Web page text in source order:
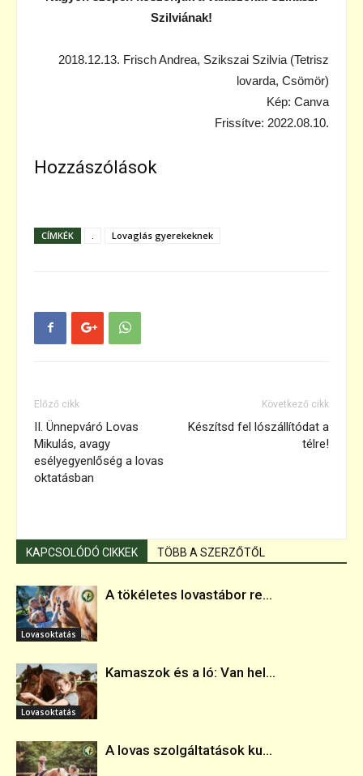
Szilviának!
2018.12.13. Frisch Andrea, Szikszai Szilvia (Tetrisz
lovarda, Csömör)
Kép: Canva
Frissítve: 2022.08.10.
Hozzászólások
CÍMKÉK Lovaglás gyerekeknek
Előző cikk
II. Ünnepváró Lovas
Mikulás, avagy
esélyegyenlőség a lovas
oktatásban
Következő cikk
Készítsd fel lószállítódat a
télre!
KAPCSOLÓDÓ CIKKEK TÖBB A SZERZŐTŐL
Lovasoktatás
A tökéletes lovastábor re...
Lovasoktatás
Kamaszok és a ló: Van hel...
A lovas szolgáltatások ku...